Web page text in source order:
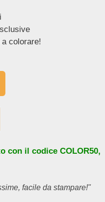
colorare!
con il codice COLOR50,
facile da stampare!"